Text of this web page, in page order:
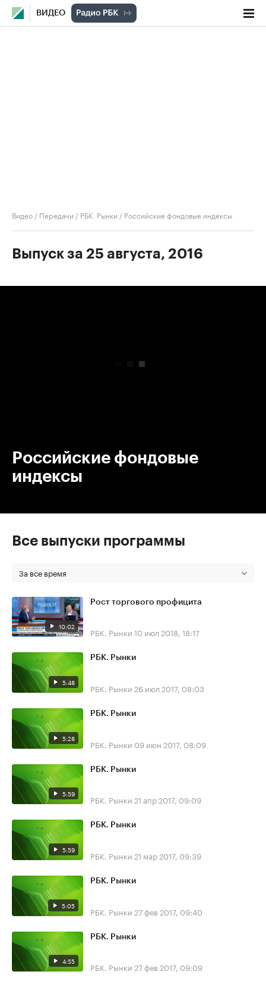
ВИДЕО
Видео / Передачи / РБК. Рынки / Российские фондовые индексы
Выпуск за 25 августа, 2016
Российские фондовые
индексы
Все выпуски программы
За все время
10:02
Рост торгового профицита
РБК. Рынки 10 июл 2018, 18:17
5:48
РБК. Рынки
РБК. Рынки 26 июл 2017, 08:03
5:28
РБК. Рынки
РБК. Рынки 09 июн 2017, 08:09
5:59
РБК. Рынки
РБК. Рынки 21 апр 2017, 09:09
5:59
РБК. Рынки
РБК. Рынки 21 мар 2017, 09:39
5:05
РБК. Рынки
РБК. Рынки 27 фев 2017, 09:40
4:55
РБК. Рынки
РБК. Рынки 27 фев 2017, 09:09